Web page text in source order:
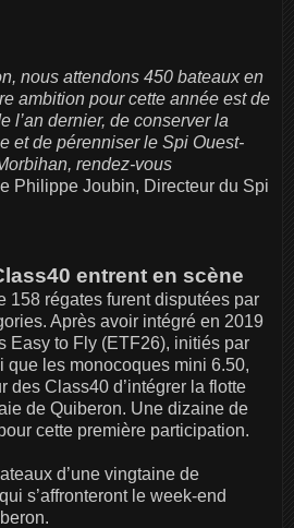
nous attendons 450 bateaux en
ambition pour cette année est de
l’an dernier, de conserver la
et de pérenniser le Spi Ouest-
rendez-vous
Philippe Joubin, Directeur du Spi
entrent en scène
158 régates furent disputées par
Après avoir intégré en 2019
Easy to Fly (ETF26), initiés par
que les monocoques mini 6.50,
des Class40 d’intégrer la flotte
de Quiberon. Une dizaine de
cette première participation.
d’une vingtaine de
s’affronteront le week-end